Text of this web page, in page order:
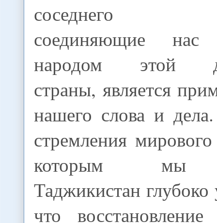
соседнего
соединяющие
народом этой
страны, является
нашего слова и
стремления
которым мы
Таджикистан
что